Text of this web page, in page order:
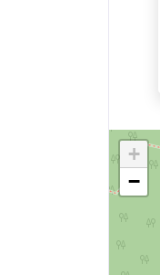
+
−